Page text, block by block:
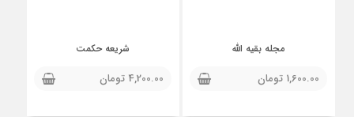
مجله بقیه الله
1,600.00 تومان
شریعه حکمت
4,200.00 تومان